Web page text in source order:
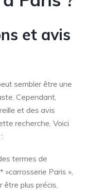
et avis
sembler être une
Cependant,
et des avis
recherche. Voici
termes de
Paris »,
être plus précis,